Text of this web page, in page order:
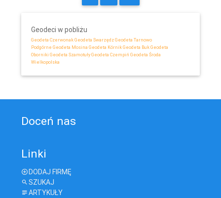
Geodeci w pobliżu
Geodeta Czerwonak Geodeta Swarzędz Geodeta Tarnowo
Podgórne Geodeta Mosina Geodeta Kórnik Geodeta Buk Geodeta
Oborniki Geodeta Szamotuły Geodeta Czempiń Geodeta Środa
Wielkopolska
Doceń nas
Linki
DODAJ FIRMĘ
SZUKAJ
ARTYKUŁY